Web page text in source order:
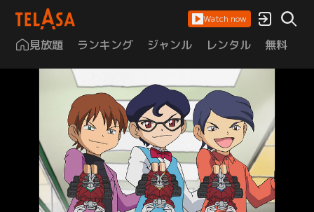
Watch now
見放題 ランキング ジャンル レンタル 無料